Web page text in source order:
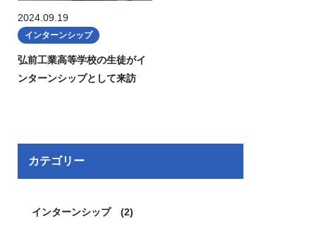
2024.09.19
インターンシップ
弘前工業高等学校の生徒がイ
ンターンシップとして来訪
カテゴリー
インターンシップ (2)